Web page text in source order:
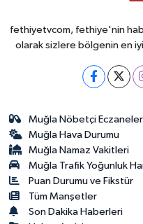
fethiyetvcom, fethiye'nin
olarak sizlere bölgenin en iyi
Muğla Nöbetçi Eczaneler
Muğla Hava Durumu
Muğla Namaz Vakitleri
Muğla Trafik Yoğunluk
Puan Durumu ve Fikstür
Tüm Manşetler
Son Dakika Haberleri